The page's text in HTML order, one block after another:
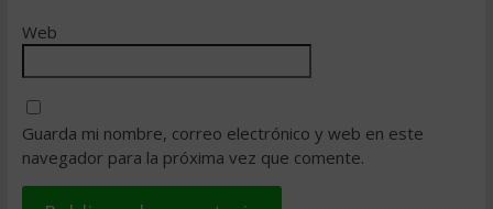
Web
Guarda mi nombre, correo electrónico y web en este
navegador para la próxima vez que comente.